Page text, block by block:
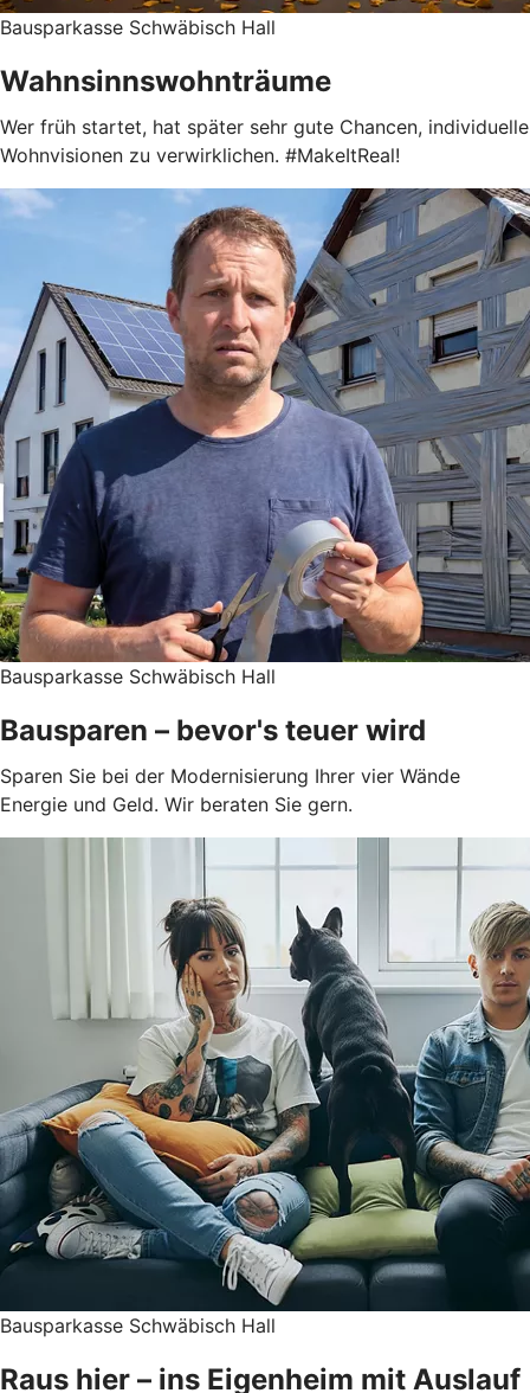
Bausparkasse Schwäbisch Hall
Wahnsinnswohnträume
Wer früh startet, hat später sehr gute Chancen, individuelle
Wohnvisionen zu verwirklichen. #MakeItReal!
Bausparkasse Schwäbisch Hall
Bausparen – bevor's teuer wird
Sparen Sie bei der Modernisierung Ihrer vier Wände
Energie und Geld. Wir beraten Sie gern.
Bausparkasse Schwäbisch Hall
Raus hier – ins Eigenheim mit Auslauf